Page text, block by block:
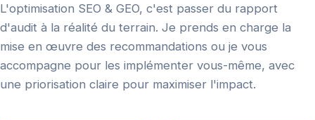
L'optimisation SEO & GEO, c'est passer du rapport
d'audit à la réalité du terrain. Je prends en charge la
mise en œuvre des recommandations ou je vous
accompagne pour les implémenter vous-même, avec
une priorisation claire pour maximiser l'impact.